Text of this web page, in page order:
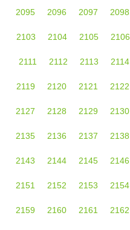
2095 2096 2097 2098
2103 2104 2105 2106
2111 2112 2113 2114
2119 2120 2121 2122
2127 2128 2129 2130
2135 2136 2137 2138
2143 2144 2145 2146
2151 2152 2153 2154
2159 2160 2161 2162